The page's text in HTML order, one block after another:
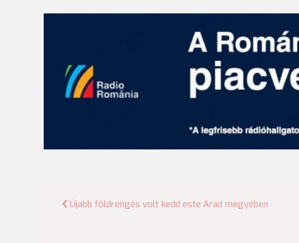
Bejegyzés
Újabb földrengés volt kedd este Arad megyében